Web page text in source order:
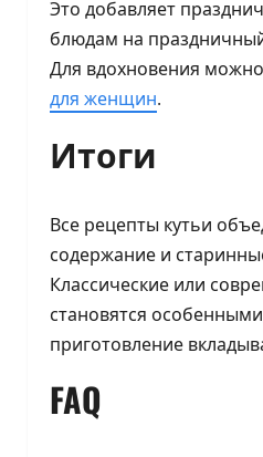
Это добавляет
блюдам на
Для вдохновения можно
для женщин.
Итоги
Все рецепты кутьи
содержание и
Классические или
становятся
приготовление
FAQ